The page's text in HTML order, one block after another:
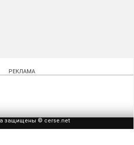
РЕКЛАМА
защищены © cerse.net